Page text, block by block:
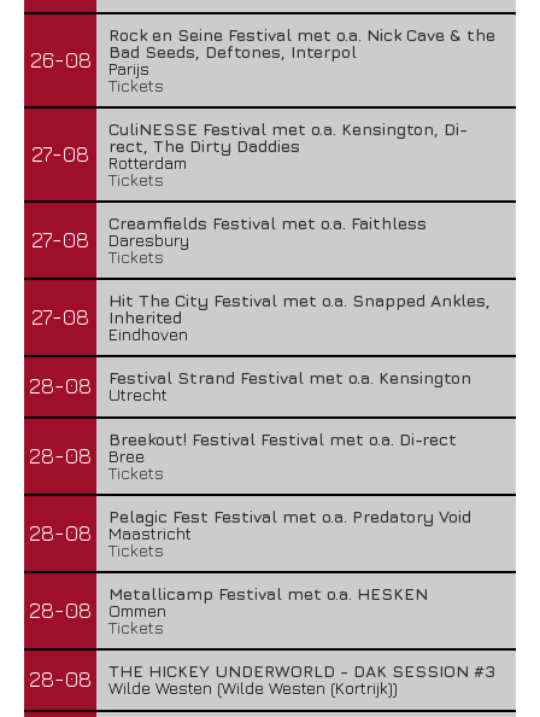
26-08
Rock en Seine Festival met o.a. Nick Cave & the
Bad Seeds, Deftones, Interpol
Parijs
Tickets
27-08
CuliNESSE Festival met o.a. Kensington, Di-
rect, The Dirty Daddies
Rotterdam
Tickets
27-08
Creamfields Festival met o.a. Faithless
Daresbury
Tickets
27-08
Hit The City Festival met o.a. Snapped Ankles,
Inherited
Eindhoven
28-08
Festival Strand Festival met o.a. Kensington
Utrecht
28-08
Breekout! Festival Festival met o.a. Di-rect
Bree
Tickets
28-08
Pelagic Fest Festival met o.a. Predatory Void
Maastricht
Tickets
28-08
Metallicamp Festival met o.a. HESKEN
Ommen
Tickets
28-08
THE HICKEY UNDERWORLD - DAK SESSION #3
Wilde Westen (Wilde Westen (Kortrijk))